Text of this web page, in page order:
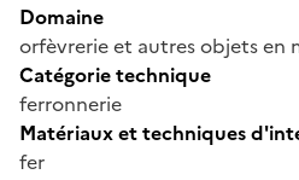
Domaine
orfèvrerie et autres objets en
Catégorie technique
ferronnerie
Matériaux et techniques
fer